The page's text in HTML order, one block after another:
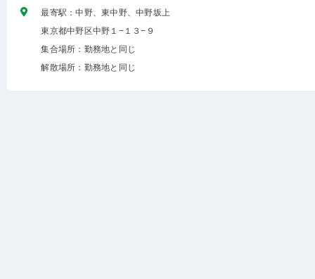
最寄駅：中野、東中野、中野坂上
東京都中野区中野１−１３−９
集合場所：勤務地と同じ
解散場所：勤務地と同じ